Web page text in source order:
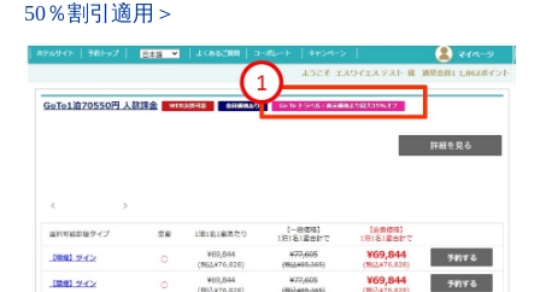
50％割引適用＞